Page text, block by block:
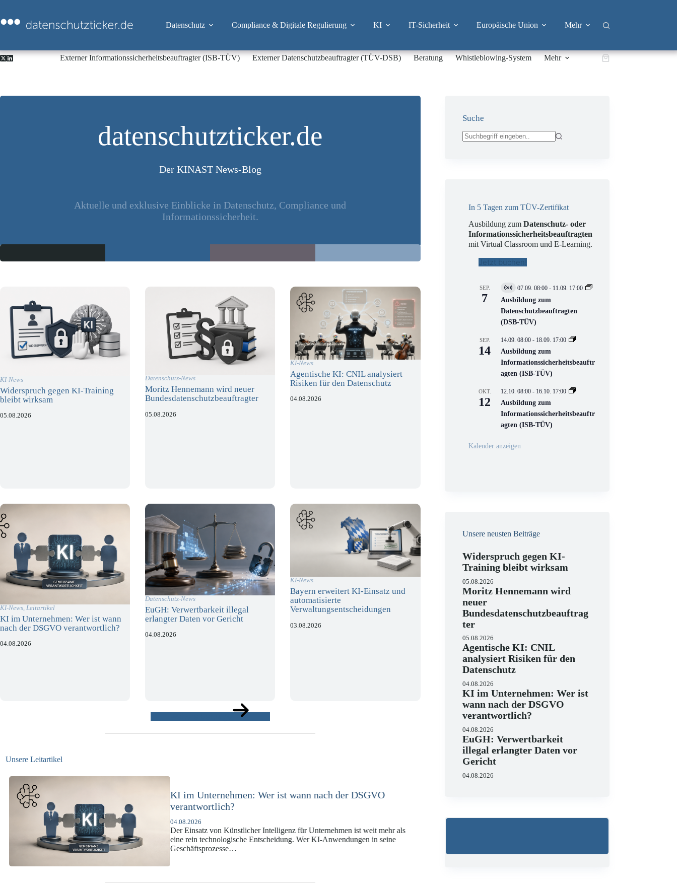
springen
Datenschutz Compliance & Digitale Regulierung KI IT-Sicherheit Europäische Union Mehr
Externer Informationssicherheitsbeauftragter (ISB-TÜV) Externer Datenschutzbeauftragter (TÜV-DSB) Beratung Whistleblowing-System Mehr Warenkorb
datenschutzticker.de
Der KINAST News-Blog
Aktuelle und exklusive Einblicke in Datenschutz, Compliance und
Informationssicherheit.
KI-News
Widerspruch gegen KI-Training
bleibt wirksam
05.08.2026
Datenschutz-News
Moritz Hennemann wird neuer
Bundesdatenschutzbeauftragter
05.08.2026
KI-News
Agentische KI: CNIL analysiert
Risiken für den Datenschutz
04.08.2026
KI-News Leitartikel
KI im Unternehmen: Wer ist wann
nach der DSGVO verantwortlich?
04.08.2026
Datenschutz-News
EuGH: Verwertbarkeit illegal
erlangter Daten vor Gericht
04.08.2026
KI-News
Bayern erweitert KI-Einsatz und
automatisierte
Verwaltungsentscheidungen
03.08.2026
Unsere Leitartikel
KI-Compliance in der Versicherungswirtschaft mit DORA,
DSGVO und KI-VO
07.07.2026
Die europäische Digitalregulierung hat in den vergangenen Jahren eine
enorme Komplexität erreicht, die insbesondere Unternehmen der Finanz-
und Versicherungswirtschaft vor…
Suche
In 5 Tagen zum TÜV-Zertifikat
Ausbildung zumDatenschutz- oder
Informationssicherheitsbeauftragten
mit Virtual Classroom und E-Learning.
Jetzt buchen!
SEP.
7
V
i
t
u
l
V
e
r
n
s
t
a
t
n
07.09. 08:00 - 11.09. 17:00
Ausbildung zum
Datenschutzbeauftragten
(DSB-TÜV)
SEP.
14
14.09. 08:00 - 18.09. 17:00
Ausbildung zum
Informationssicherheitsbeauftr
agten (ISB-TÜV)
OKT.
12
12.10. 08:00 - 16.10. 17:00
Ausbildung zum
Informationssicherheitsbeauftr
agten (ISB-TÜV)
Kalender anzeigen
Unsere neusten Beiträge
Widerspruch gegen KI-
Training bleibt wirksam
05.08.2026
Moritz Hennemann wird
neuer
Bundesdatenschutzbeauftrag
ter
05.08.2026
Agentische KI: CNIL
analysiert Risiken für den
Datenschutz
04.08.2026
KI im Unternehmen: Wer ist
wann nach der DSGVO
verantwortlich?
04.08.2026
EuGH: Verwertbarkeit
illegal erlangter Daten vor
Gericht
04.08.2026